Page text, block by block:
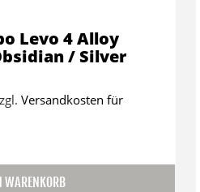
Levo 4 Alloy
/ Silver
Versandkosten für
WARENKORB